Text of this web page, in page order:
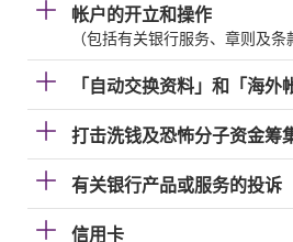
帐户的开立和操作
（包括有关银行服务、章则及条
「自动交换资料」和「海外
打击洗钱及恐怖分子资金筹
有关银行产品或服务的投诉
信用卡